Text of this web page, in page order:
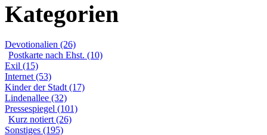
Kategorien
Devotionalien (26)
Postkarte nach Ehst. (10)
Exil (15)
Internet (53)
Kinder der Stadt (17)
Lindenallee (32)
Pressespiegel (101)
Kurz notiert (26)
Sonstiges (195)